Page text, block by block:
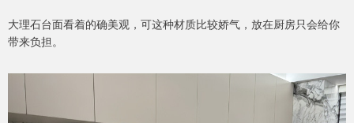
大理石台面看着的确美观，可这种材质比较娇气，放在厨房只会给你
带来负担。